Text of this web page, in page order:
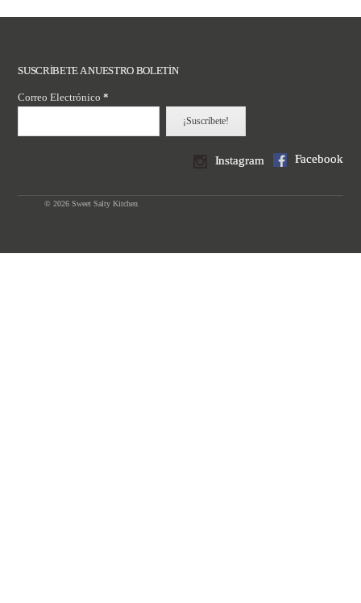
SUSCRÍBETE A NUESTRO BOLETÍN
Correo Electrónico*
Facebook
Instagram
© 2026 Sweet Salty Kitchen